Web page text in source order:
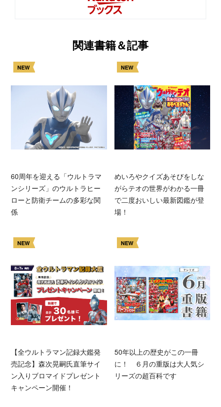
関連書籍＆記事
NEW
60周年を迎える「ウルトラマ
ンシリーズ」のウルトラヒー
ローと防衛チームの多彩な関
係
NEW
めいろやクイズあそびをしな
がらテオの世界がわかる一冊
で二度おいしい最新図鑑が登
場！
NEW
【全ウルトラマン記録大鑑発
売記念】森次晃嗣氏直筆サイ
ン入りブロマイドプレゼント
キャンペーン開催！
NEW
50年以上の歴史がこの一冊
に！ ６月の重版は大人気シ
リーズの超百科です